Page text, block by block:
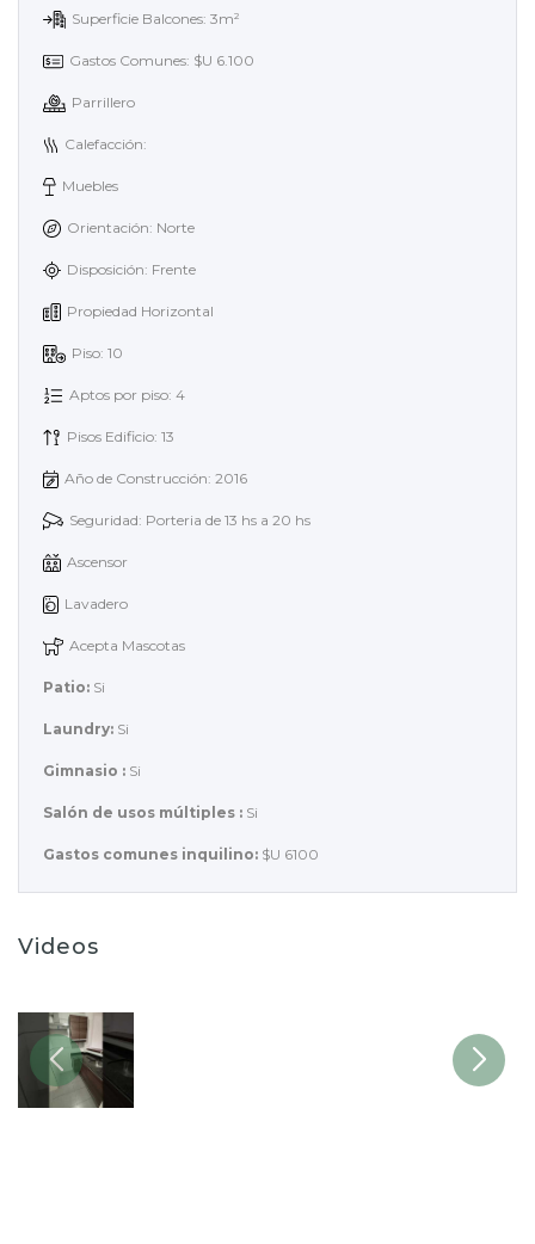
Superficie Balcones: 3m²
Gastos Comunes: $U 6.100
Parrillero
Calefacción:
Muebles
Orientación: Norte
Disposición: Frente
Propiedad Horizontal
Piso: 10
Aptos por piso: 4
Pisos Edificio: 13
Año de Construcción: 2016
Seguridad: Porteria de 13 hs a 20 hs
Ascensor
Lavadero
Acepta Mascotas
Patio: Si
Laundry: Si
Gimnasio : Si
Salón de usos múltiples : Si
Gastos comunes inquilino: $U 6100
Videos